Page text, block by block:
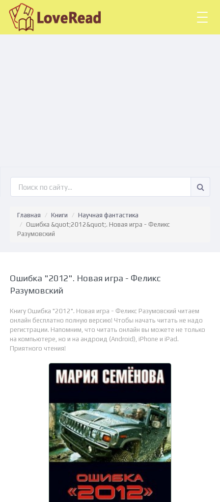
Главная Книги
Научная фантастика
Ошибка &quot;2012&quot;. Новая игра - Феликс
Разумовский
Ошибка "2012". Новая игра - Феликс
Разумовский
Книгу Ошибка "2012". Новая игра - Феликс Разумовский читаем
онлайн бесплатно полную версию! Чтобы начать читать не надо
регистрации. Напомним, что читать онлайн вы можете не только
на компьютере, но и на андроид (Android), iPhone и iPad.
Приятного чтения!